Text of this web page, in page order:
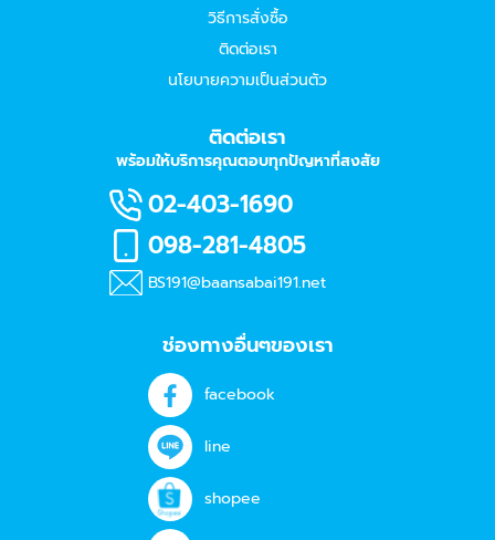
วิธีการสั่งซื้อ
ติดต่อเรา
นโยบายความเป็นส่วนตัว
ติดต่อเรา
พร้อมให้บริการคุณตอบทุกปัญหาที่สงสัย
02-403-1690
098-281-4805
BS191@baansabai191.net
ช่องทางอื่นๆของเรา
facebook
line
shopee